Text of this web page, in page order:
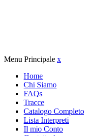
Menu Principale x
Home
Chi Siamo
FAQs
Tracce
Catalogo Completo
Lista Interpreti
Il mio Conto